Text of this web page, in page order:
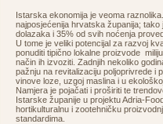
Istarska ekonomija je veoma
najposjećenija hrvatska županija;
dolazaka i 35% od svih noćenja
U tome je veliki potencijal za razvoj
ponuditi tipično lokalne proizvode
način ih izvoziti. Zadnjih nekoliko
pažnju na revitalizaciju poljoprivrede i
vinove loze, uzgoj maslina i u
Namjera je pojačati i proširiti te
Istarske županije u projektu Adria-
hortikulturalnu i zootehničku
standardima.